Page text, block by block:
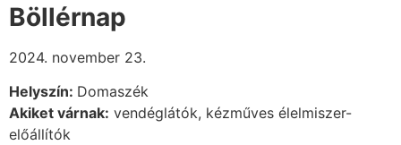
Böllérnap
2024. november 23.
Helyszín: Domaszék
Akiket várnak: vendéglátók, kézműves élelmiszer-
előállítók